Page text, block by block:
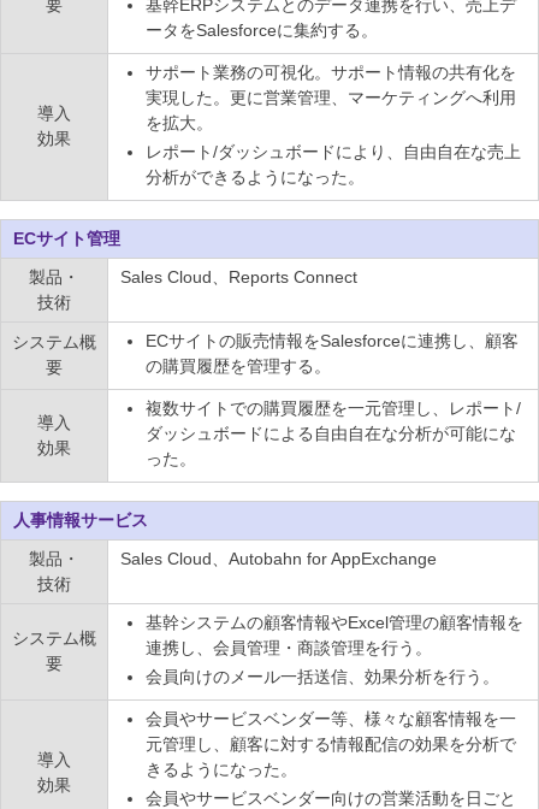
要
基幹ERPシステムとのデータ連携を行い、売上デ
ータをSalesforceに集約する。
導入
効果
サポート業務の可視化。サポート情報の共有化を
実現した。更に営業管理、マーケティングへ利用
を拡大。
レポート/ダッシュボードにより、自由自在な売上
分析ができるようになった。
ECサイト管理
製品・
技術
Sales Cloud、Reports Connect
システム概
要
ECサイトの販売情報をSalesforceに連携し、顧客
の購買履歴を管理する。
導入
効果
複数サイトでの購買履歴を一元管理し、レポート/
ダッシュボードによる自由自在な分析が可能にな
った。
人事情報サービス
製品・
技術
Sales Cloud、Autobahn for AppExchange
システム概
要
基幹システムの顧客情報やExcel管理の顧客情報を
連携し、会員管理・商談管理を行う。
会員向けのメール一括送信、効果分析を行う。
導入
効果
会員やサービスベンダー等、様々な顧客情報を一
元管理し、顧客に対する情報配信の効果を分析で
きるようになった。
会員やサービスベンダー向けの営業活動を日ごと